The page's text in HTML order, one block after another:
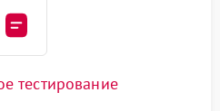
тестирование